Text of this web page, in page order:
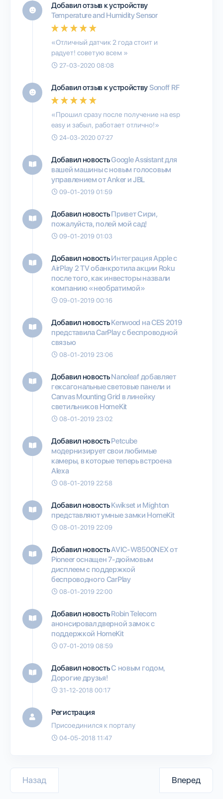
Добавил отзыв к устройству
Temperature and Humidity Sensor
«Отличный датчик 2 года стоит и
радует! советую всем »
27-03-2020 08:08
Добавил отзыв к устройствуSonoff RF
«Прошил сразу после получение на esp
easy и забыл, работает отлично!»
24-03-2020 07:27
Добавил новостьGoogle Assistant для
вашей машины с новым голосовым
управлением от Anker и JBL
09-01-2019 01:59
Добавил новостьПривет Сири,
пожалуйста, полей мой сад!
09-01-2019 01:03
Добавил новостьИнтеграция Apple с
AirPlay 2 TV обанкротила акции Roku
после того, как инвесторы назвали
компанию «необратимой»
09-01-2019 00:16
Добавил новостьKenwood на CES 2019
представила CarPlay с беспроводной
связью
08-01-2019 23:06
Добавил новостьNanoleaf добавляет
гексагональные световые панели и
Canvas Mounting Grid в линейку
светильников HomeKit
08-01-2019 23:02
Добавил новостьPetcube
модернизирует свои любимые
камеры, в которые теперь встроена
Alexa
08-01-2019 22:58
Добавил новостьKwikset и Mighton
представляют умные замки HomeKit
08-01-2019 22:09
Добавил новостьAVIC-W8500NEX от
Pioneer оснащен 7-дюймовым
дисплеем с поддержкой
беспроводного CarPlay
08-01-2019 22:00
Добавил новостьRobin Telecom
анонсировал дверной замок с
поддержкой HomeKit
07-01-2019 08:59
Добавил новостьС новым годом,
Дорогие друзья!
31-12-2018 00:17
Регистрация
Присоединился к порталу
04-05-2018 11:47
Назад Вперед